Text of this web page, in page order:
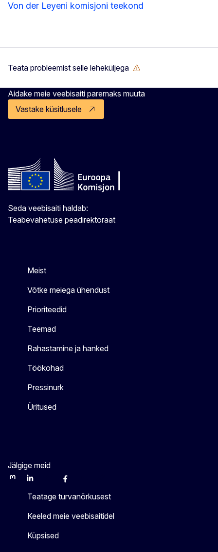
Von der Leyeni komisjoni teekond
Teata probleemist selle leheküljega
Aidake meie veebisaiti paremaks muuta
Vastake küsitlusele
Seda veebisaiti haldab:
Teabevahetuse peadirektoraat
Meist
Võtke meiega ühendust
Prioriteedid
Teemad
Rahastamine ja hanked
Töökohad
Pressinurk
Üritused
Jälgige meid
MastodonLinkedInWSocialFacebook
Teatage turvanõrkusest
Keeled meie veebisaitidel
Küpsised